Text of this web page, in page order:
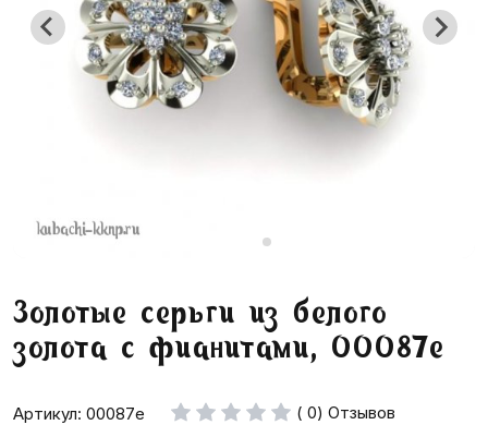
Золотые серьги из белого
золота с фианитами, 00087e
Артикул: 00087e ( 0) Отзывов